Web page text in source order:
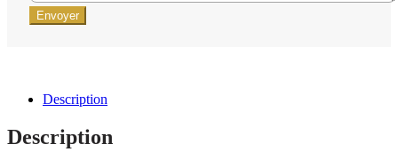
Description
Description